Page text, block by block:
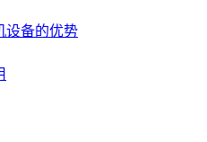
设备的优势